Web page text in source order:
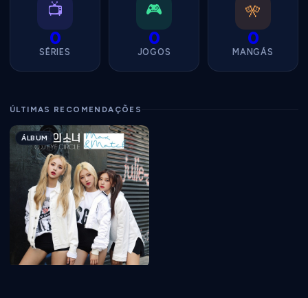
📺
0
SÉRIES
🎮
0
JOGOS
🎌
0
MANGÁS
ÚLTIMAS RECOMENDAÇÕES
ÁLBUM